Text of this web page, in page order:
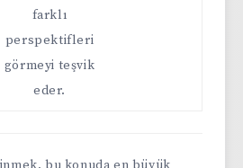
farklı
perspektifleri
görmeyi teşvik
eder.